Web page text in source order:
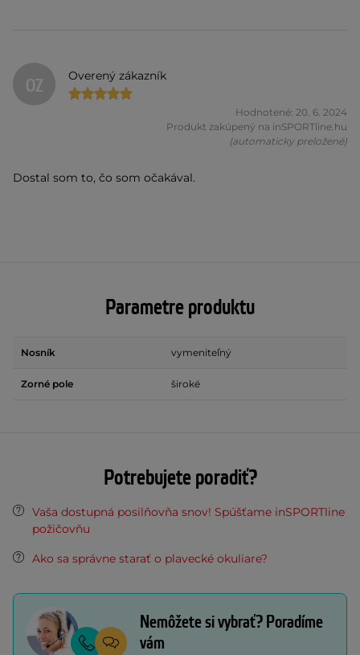
OZ Overený zákazník
Hodnotené: 20. 6. 2024
Produkt zakúpený na inSPORTline.hu
(automaticky preložené)
Dostal som to, čo som očakával.
Parametre produktu
Nosník vymeniteľný
Zorné pole široké
Potrebujete poradiť?
Vaša dostupná posilňovňa snov! Spúšťame inSPORTline
požičovňu
Ako sa správne starať o plavecké okuliare?
Nemôžete si vybrať? Poradíme
vám